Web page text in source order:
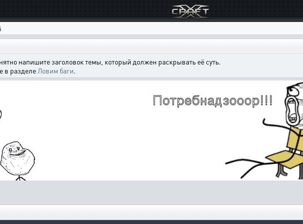
напишите заголовок темы, который должен раскрывать её суть.
в разделе Ловим баги.